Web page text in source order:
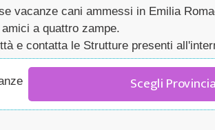
vacanze cani ammessi in Emilia
a quattro zampe.
e contatta le Strutture presenti
Scegli Provincia